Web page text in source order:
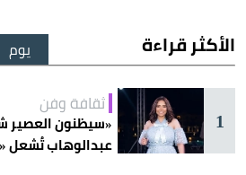
الأكثر قراءة يوم
1
ثقافة وفن
«سيظنون العصير
عبدالوهاب تُشعل